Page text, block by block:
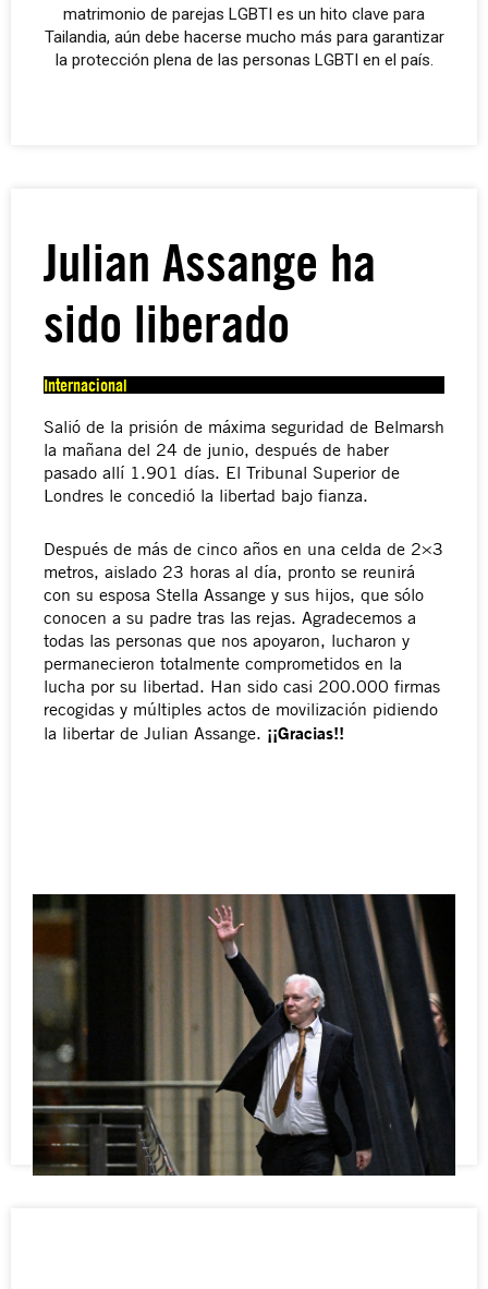
matrimonio de parejas LGBTI es un hito clave para
Tailandia, aún debe hacerse mucho más para garantizar
la protección plena de las personas LGBTI en el país.
Julian Assange ha
sido liberado
Internacional
Salió de la prisión de máxima seguridad de Belmarsh
la mañana del 24 de junio, después de haber
pasado allí 1.901 días. El Tribunal Superior de
Londres le concedió la libertad bajo fianza.
Después de más de cinco años en una celda de 2×3
metros, aislado 23 horas al día, pronto se reunirá
con su esposa Stella Assange y sus hijos, que sólo
conocen a su padre tras las rejas. Agradecemos a
todas las personas que nos apoyaron, lucharon y
permanecieron totalmente comprometidos en la
lucha por su libertad. Han sido casi 200.000 firmas
recogidas y múltiples actos de movilización pidiendo
la libertar de Julian Assange. ¡¡Gracias!!